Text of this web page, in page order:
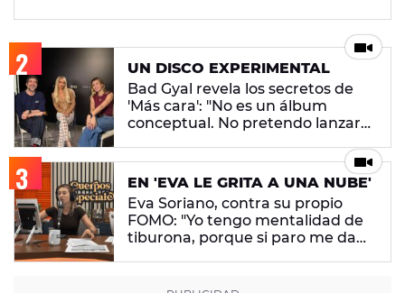
UN DISCO EXPERIMENTAL
Bad Gyal revela los secretos de
'Más cara': "No es un álbum
conceptual. No pretendo lanzar
EN 'EVA LE GRITA A UNA NUBE'
Eva Soriano, contra su propio
FOMO: "Yo tengo mentalidad de
tiburona, porque si paro me da